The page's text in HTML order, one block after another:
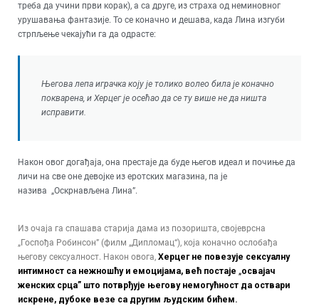
треба да учини први корак), а са друге, из страха од неминовног
урушавања фантазије. То се коначно и дешава, када Лина изгуби
стрпљење чекајући га да одрасте:
Његова лепа играчка коју је толико волео била је коначно
покварена, и Херцег је осећао да се ту више не да ништа
исправити.
Након овог догађаја, она престаје да буде његов идеал и почиње да
личи на све оне девојке из еротских магазина, па је
назива „Оскрнављена Лина”.
Из очаја га спашава старија дама из позоришта, својеврсна
„Госпођа Робинсон” (филм „Дипломац“), која коначно ослобађа
његову сексуалност. Након овога, Херцег не повезује сексуалну
интимност са нежношћу и емоцијама, већ постаје „освајач
женских срца” што потврђује његову немогућност да оствари
искрене, дубоке везе са другим људским бићем.